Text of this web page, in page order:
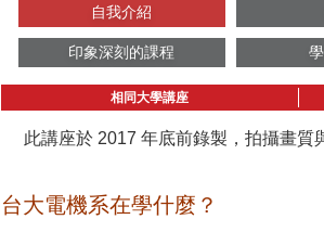
自我介紹
印象深刻的課程
相同大學講座
此講座於 2017 年底前錄製，拍攝畫
台大電機系在學什麼？